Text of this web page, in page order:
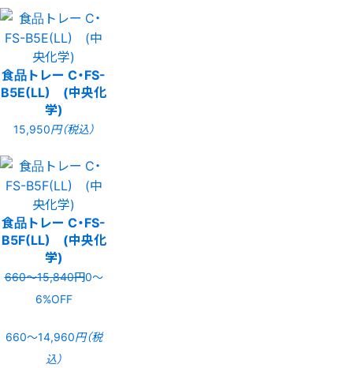
食品トレー C・FS-
B5E(LL) (中央化
学)
15,950円（税込）
食品トレー C・FS-
B5F(LL) (中央化
学)
660〜15,840円0〜
6%OFF
660〜14,960円（税
込）